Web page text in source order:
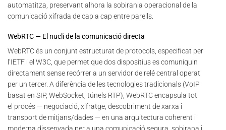
automatitza, preservant alhora la sobirania operacional de la
comunicació xifrada de cap a cap entre parells.
WebRTC — El nucli de la comunicació directa
WebRTC és un conjunt estructurat de protocols, especificat per
l’IETF i el W3C, que permet que dos dispositius es comuniquin
directament sense recórrer a un servidor de relé central operat
per un tercer. A diferència de les tecnologies tradicionals (VoIP
basat en SIP, WebSocket, túnels RTP), WebRTC encapsula tot
el procés — negociació, xifratge, descobriment de xarxa i
transport de mitjans/dades — en una arquitectura coherent i